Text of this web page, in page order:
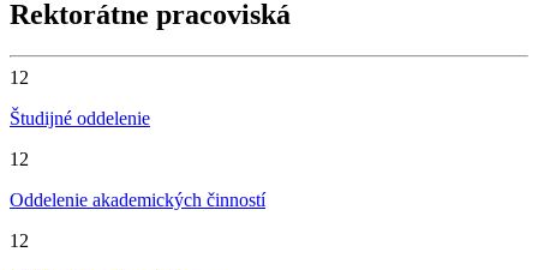
Rektorátne pracoviská
12
Študijné oddelenie
12
Oddelenie akademických činností
12